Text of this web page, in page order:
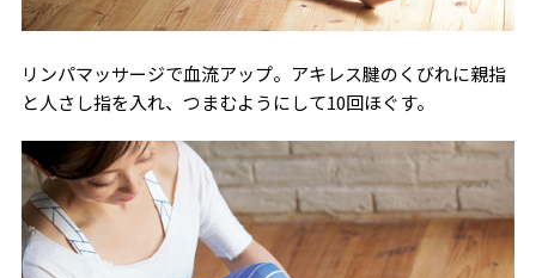
リンパマッサージで血流アップ。アキレス腱のくびれに親指
と人さし指を入れ、つまむようにして10回ほぐす。